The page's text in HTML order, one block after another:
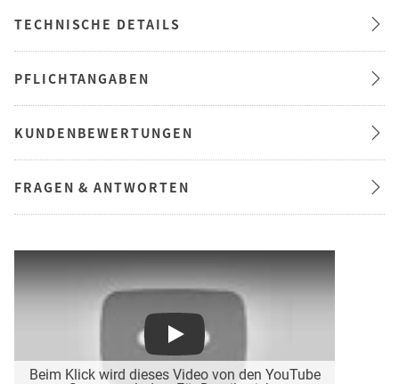
TECHNISCHE DETAILS
PFLICHTANGABEN
KUNDENBEWERTUNGEN
FRAGEN & ANTWORTEN
Beim Klick wird dieses Video von den YouTube
Play